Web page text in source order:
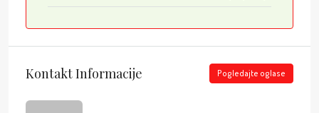
Kontakt Informacije Pogledajte oglase